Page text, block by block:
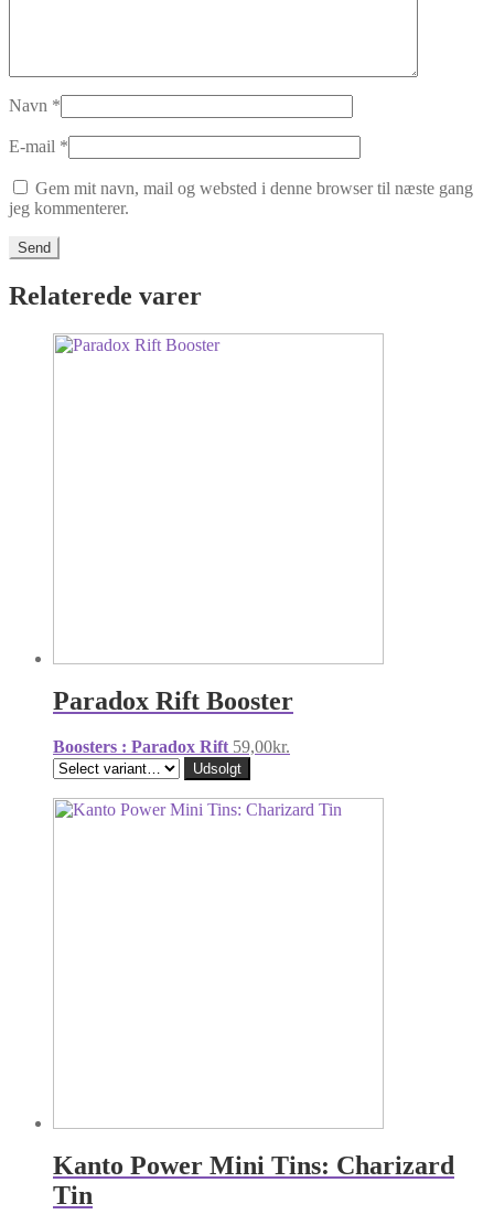
Navn *
E-mail *
Gem mit navn, mail og websted i denne browser til næste gang
jeg kommenterer.
Relaterede varer
Paradox Rift Booster
Boosters : Paradox Rift 59,00kr.
Udsolgt
Kanto Power Mini Tins: Charizard
Tin